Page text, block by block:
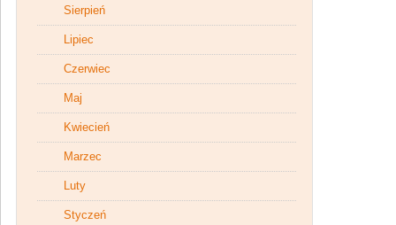
Sierpień
Lipiec
Czerwiec
Maj
Kwiecień
Marzec
Luty
Styczeń